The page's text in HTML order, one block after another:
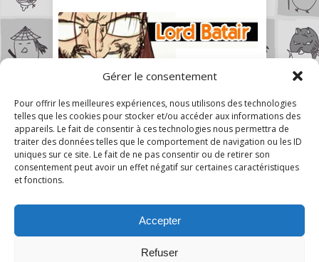
Gérer le consentement
Pour offrir les meilleures expériences, nous utilisons des technologies
telles que les cookies pour stocker et/ou accéder aux informations des
appareils. Le fait de consentir à ces technologies nous permettra de
traiter des données telles que le comportement de navigation ou les ID
uniques sur ce site. Le fait de ne pas consentir ou de retirer son
consentement peut avoir un effet négatif sur certaines caractéristiques
et fonctions.
Accepter
Refuser